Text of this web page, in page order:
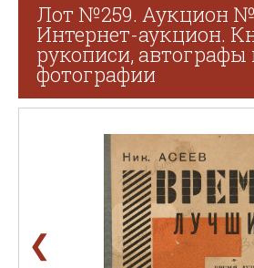
Лот №259. Аукцион №
Интернет-аукцион.
рукописи, автографы
фотографии
❮